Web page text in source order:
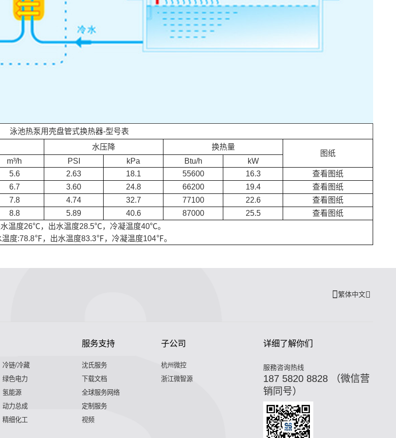
泳池热泵用壳盘管式换热器-型号表
水压降 换热量
图纸
m³/h PSI kPa Btu/h
kW
5.6 2.63 18.1 55600 16.3
查看图纸
6.7 3.60 24.8 66200 19.4
查看图纸
7.8 4.74 32.7 77100 22.6
查看图纸
8.8 5.89 40.6 87000 25.5
查看图纸
温度26℃，出水温度28.5℃，冷凝温度40℃。
温度:78.8℉，出水温度83.3℉，冷凝温度104℉。
繁体中文
冷链/冷藏
绿色电力
氢能源
动力总成
精细化工
服务支持
沈氏服务
下载文档
全球服务网络
定制服务
视频
子公司
杭州微控
浙江微智源
详细了解你们
服務咨询热线
187 5820 8828 （微信营
销同号）